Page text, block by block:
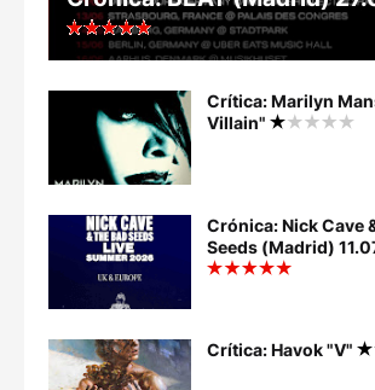
Crítica: Marilyn
Villain"
Crónica: Nick Cave
Seeds (Madrid)
Crítica: Havok "V"